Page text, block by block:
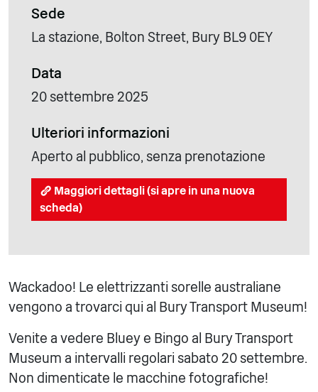
Sede
La stazione, Bolton Street, Bury BL9 0EY
Data
20 settembre 2025
Ulteriori informazioni
Aperto al pubblico, senza prenotazione
Maggiori dettagli (si apre in una nuova
scheda)
Wackadoo! Le elettrizzanti sorelle australiane
vengono a trovarci qui al Bury Transport Museum!
Venite a vedere Bluey e Bingo al Bury Transport
Museum a intervalli regolari sabato 20 settembre.
Non dimenticate le macchine fotografiche!